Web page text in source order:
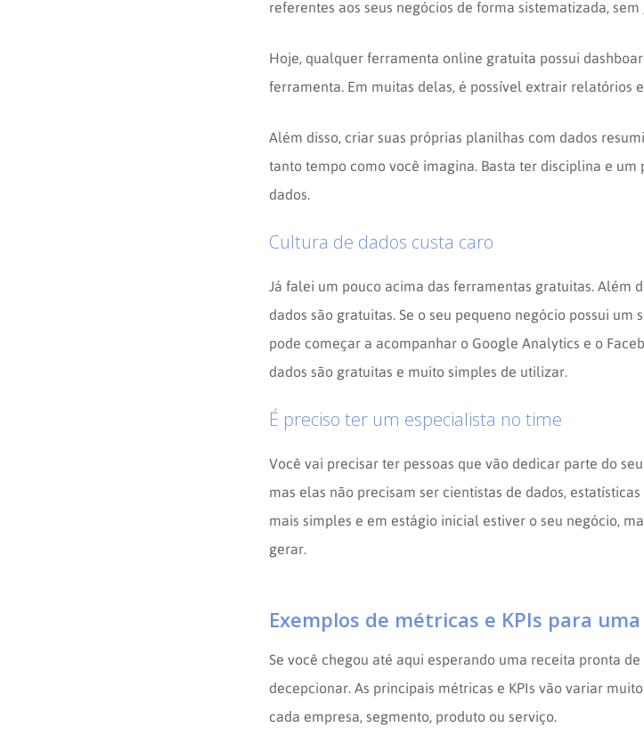
referentes aos seus negócios de forma sistematizada,
Hoje, qualquer ferramenta online gratuita possui
ferramenta. Em muitas delas, é possível extrair relatórios
Além disso, criar suas próprias planilhas com dados
tanto tempo como você imagina. Basta ter disciplina e
dados.
Cultura de dados custa caro
Já falei um pouco acima das ferramentas gratuitas. Além
dados são gratuitas. Se o seu pequeno negócio possui um
pode começar a acompanhar o Google Analytics e o
dados são gratuitas e muito simples de utilizar.
É preciso ter um especialista no time
Você vai precisar ter pessoas que vão dedicar parte do
mas elas não precisam ser cientistas de dados,
mais simples e em estágio inicial estiver o seu negócio,
gerar.
Exemplos de métricas e KPIs para
Se você chegou até aqui esperando uma receita pronta
decepcionar. As principais métricas e KPIs vão variar
cada empresa, segmento, produto ou serviço.